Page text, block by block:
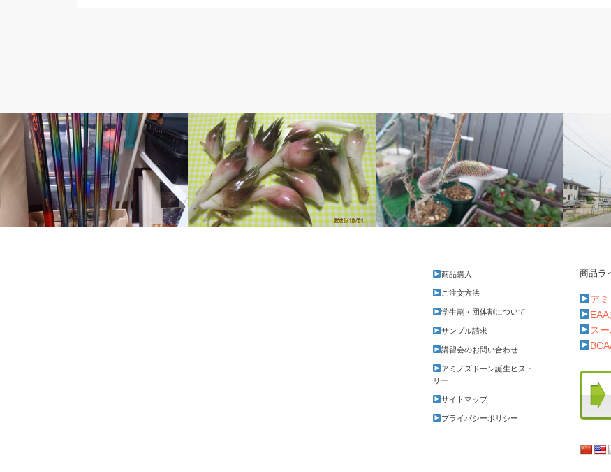
ネコヤナギの花
商品ラ
ア
ス
商品購入
ご注文方法
学生割・団体割について
サンプル請求
講習会のお問い合わせ
アミノズドーン誕生ヒスト
リー
サイトマップ
プライバシーポリシー